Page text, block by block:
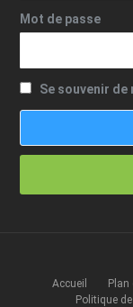
Mot de passe
Se souvenir de
Accueil
Politique